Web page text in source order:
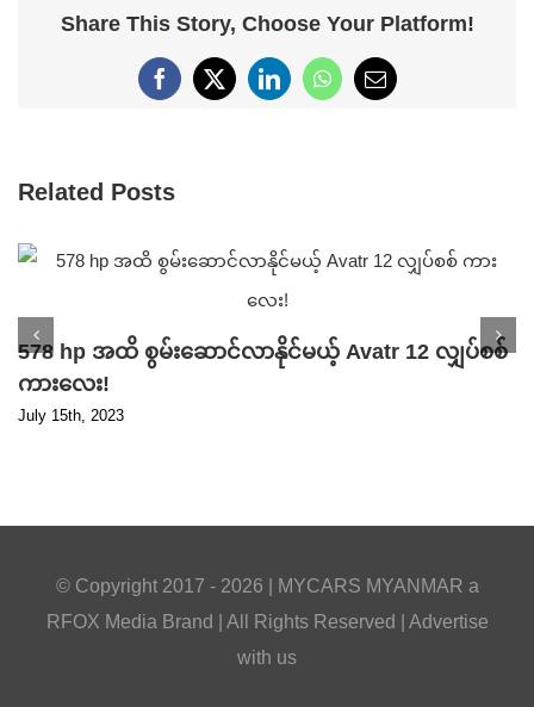
Share This Story, Choose Your Platform!
Facebook
X LinkedInWhatsApp
Email
Related Posts
578 hp အထိ စွမ်းဆောင်လာနိုင်မယ့် Avatr 12 လျှပ်စစ်
ကားလေး!
July 15th, 2023
© Copyright 2017 - 2026 | MYCARS MYANMAR a
RFOX Media Brand | All Rights Reserved | Advertise
with us